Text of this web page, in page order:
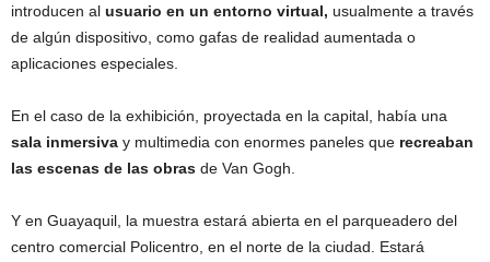
introducen al usuario en un entorno virtual, usualmente a través
de algún dispositivo, como gafas de realidad aumentada o
aplicaciones especiales.
En el caso de la exhibición, proyectada en la capital, había una
sala inmersiva y multimedia con enormes paneles que recreaban
las escenas de las obras de Van Gogh.
Y en Guayaquil, la muestra estará abierta en el parqueadero del
centro comercial Policentro, en el norte de la ciudad. Estará